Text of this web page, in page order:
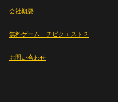
会社概要
無料ゲーム チビクエスト２
お問い合わせ